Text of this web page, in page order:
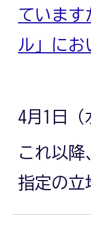
ていま
ル」にお
4月1日
これ以降
指定の立